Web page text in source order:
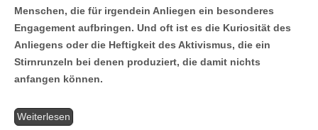
Menschen, die für irgendein Anliegen ein besonderes
Engagement aufbringen. Und oft ist es die Kuriosität des
Anliegens oder die Heftigkeit des Aktivismus, die ein
Stirnrunzeln bei denen produziert, die damit nichts
anfangen können.
Weiterlesen